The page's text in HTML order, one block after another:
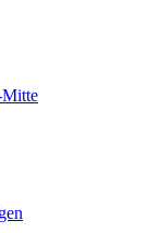
Mitte